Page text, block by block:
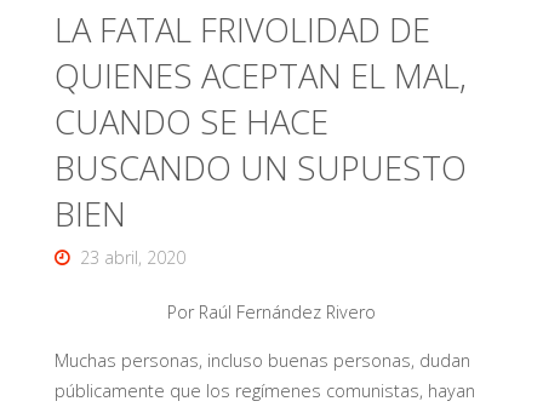
LA FATAL FRIVOLIDAD DE
QUIENES ACEPTAN EL MAL,
CUANDO SE HACE
BUSCANDO UN SUPUESTO
BIEN
23 abril, 2020
Por Raúl Fernández Rivero
Muchas personas, incluso buenas personas, dudan
públicamente que los regímenes comunistas, hayan